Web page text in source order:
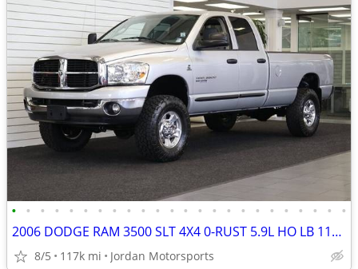
• • • • • • • • • • • • • • • • • • • • • • • •
2006 DODGE RAM 3500 SLT 4X4 0-RUST 5.9L HO LB 117K 2500 2007 2005 2004
8/5 117k mi Jordan Motorsports